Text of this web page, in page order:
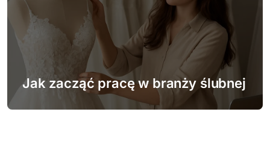
Jak zacząć pracę w branży ślubnej